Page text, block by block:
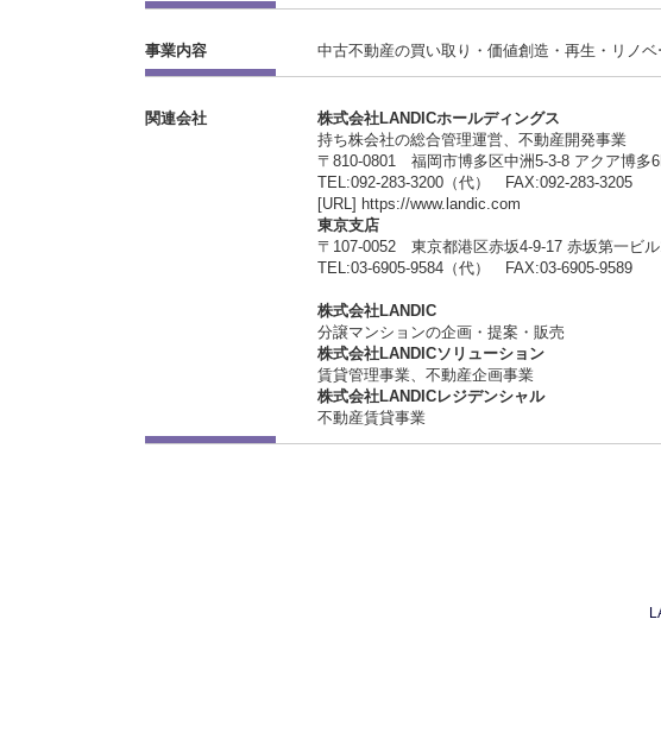
事業内容 中古不動産の買い取り・価値創造・再生・リノ
関連会社
株式会社LANDICホールディングス
持ち株会社の総合管理運営、不動産開発事業
〒810-0801 福岡市博多区中洲5-3-8 アクア博多
TEL:092-283-3200（代） FAX:092-283-3205
[URL] https://www.landic.com
東京支店
〒107-0052 東京都港区赤坂4-9-17 赤坂第一ビ
TEL:03-6905-9584（代） FAX:03-6905-9589
株式会社LANDIC
分譲マンションの企画・提案・販売
株式会社LANDICソリューション
賃貸管理事業、不動産企画事業
株式会社LANDICレジデンシャル
不動産賃貸事業